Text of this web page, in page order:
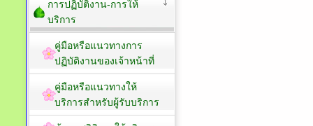
การปฏิบัติงาน-การให้
บริการ
คู่มือหรือแนวทางการ
ปฏิบัติงานของเจ้าหน้าที่
คู่มือหรือแนวทางให้
บริการสำหรับผู้รับบริการ